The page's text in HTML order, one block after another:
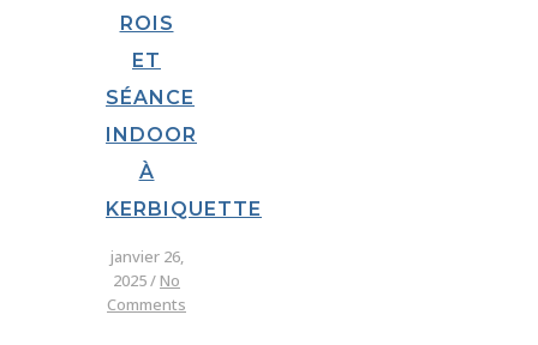
ROIS
ET
SÉANCE
INDOOR
À
KERBIQUETTE
janvier 26,
2025/No
Comments